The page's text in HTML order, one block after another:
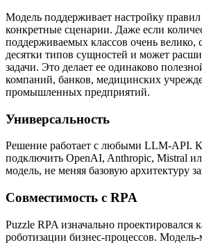
Модель поддерживает настройку
конкретные сценарии. Даже если
поддерживаемых классов очень велико,
десятки типов сущностей и может
задачи. Это делает ее одинаково
компаний, банков, медицинских
промышленных предприятий.
Универсальность
Решение работает с любыми LLM-API.
подключить OpenAI, Anthropic, Mistral
модель, не меняя базовую архитектуру
Совместимость с RPA
Puzzle RPA изначально проектировался
роботизации бизнес-процессов. Модель-